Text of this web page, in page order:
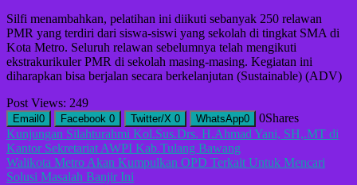
Silfi menambahkan, pelatihan ini diikuti sebanyak 250 relawan
PMR yang terdiri dari siswa-siswi yang sekolah di tingkat SMA di
Kota Metro. Seluruh relawan sebelumnya telah mengikuti
ekstrakurikuler PMR di sekolah masing-masing. Kegiatan ini
diharapkan bisa berjalan secara berkelanjutan (Sustainable) (ADV)
Post Views: 249
Email 0 Facebook 0 Twitter/X 0 WhatsApp0 0Shares
Navigasi
pos
Kunjungan Silahturahmi Kol.Sus.Drs. H.Ahmad Yani, SH,.MT di
Kantor Sekretariat AWPI Kab.Tulang Bawang
Walikota Metro Akan Kumpulkan OPD Terkait Untuk Mencari
Solusi Masalah Banjir Ini